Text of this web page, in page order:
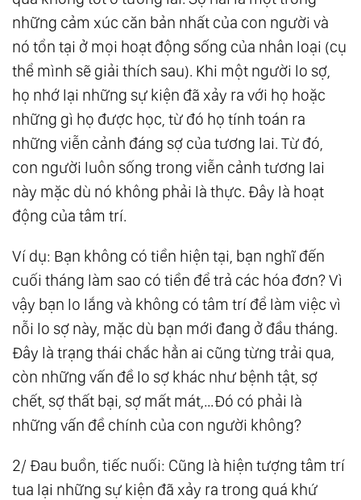
27.Tần Số Rung Động Là Gì?
28. Đây Là Những Gì Bạn Cần Phải Biết!
Thông Điệp Từ Thần Linh.
29.Bạn Không Phải Chỉ Là Thân Thể !
30.Cơ Thể Được Tạo Thành Từ Tần Số Rung
Động Như Thế Nào?
31.Tại Sao Chúng Ta Mắc Bệnh?
32.
The Law Of One - Tổ Hợp Tâm - Thân - Trí.
Ngôi Đền Của Tạo Hóa
33.Ăn Uống Như Thế Nào Để Có Sức Khỏe
Tốt? Hướng Dẫn Tự Lập Kế Hoạch Ăn Uống
Của Bạn!
34.Hướng Dẫn Cách Tăng/ Giảm Cân, Chữa
Gầy, Béo Dễ Dàng, An Toàn Và Hiệu Quả!
35. The Law Of One - Bản Chất Của Không -
Thời Gian - Tất Cả Sự Tồn Tại Đều Là Một!
36.The Law Of One - Cái Chết Là Gì? Bí Mật
Của Thiên Đàng Và Địa Ngục
37. The Law Of One - Thế Giới Linh Hồn - Sự
những cảm xúc căn bản nhất của con người và
nó tổn tại ở mọi hoạt động sống của nhân loại (cụ
thể mình sẽ giải thích sau). Khi một người lo sợ,
họ nhớ lại những sự kiện đã xảy ra với họ hoặc
những gì họ được học, từ đó họ tính toán ra
những viễn cảnh đáng sợ của tương lai. Từ đó,
con người luôn sống trong viễn cảnh tương lai
này mặc dù nó không phải là thực. Đây là hoạt
động của tâm trí.
Ví dụ: Bạn không có tiền hiện tại, bạn nghĩ đến
cuối tháng làm sao có tiền để trả các hóa đơn? Vì
vậy bạn lo lắng và không có tâm trí để làm việc vì
nỗi lo sợ này, mặc dù bạn mới đang ở đầu tháng.
Đây là trạng thái chắc hẳn ai cũng từng trải qua,
còn những vấn đề lo sợ khác như bệnh tật, sợ
chết, sợ thất bại, sợ mất mát,…Đó có phải là
những vấn đề chính của con người không?
2/ Đau buồn, tiếc nuối: Cũng là hiện tượng tâm trí
tua lại những sự kiện đã xảy ra trong quá khứ